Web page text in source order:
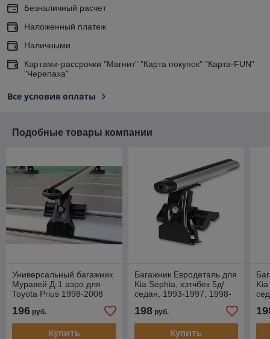
Безналичный расчет
Наложенный платеж
Наличными
Картами-рассрочки "Магнит" "Карта покупок" "Карта-FUN"
"Черепаха"
Все условия оплаты
Подобные товары компании
Универсальный багажник
Муравей Д-1 аэро для
Toyota Prius 1998-2008
196 руб.
Купить
Багажник Евродеталь для
Kia Sephia, хэтчбек 5д/
седан, 1993-1997, 1998-
2000, 2001-…, аэродуги
198руб.
Купить